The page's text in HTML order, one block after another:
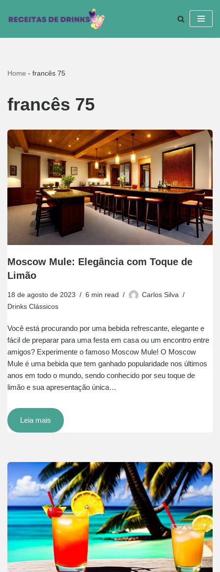
para
Home - francês 75
francês 75
Moscow Mule: Elegância com Toque de
Limão
18 de agosto de 2023 6 min read
Carlos Silva
Drinks Clássicos
Você está procurando por uma bebida refrescante, elegante e
fácil de preparar para uma festa em casa ou um encontro entre
amigos? Experimente o famoso Moscow Mule! O Moscow
Mule é uma bebida que tem ganhado popularidade nos últimos
anos em todo o mundo, sendo conhecido por seu toque de
limão e sua apresentação única…
Leia mais